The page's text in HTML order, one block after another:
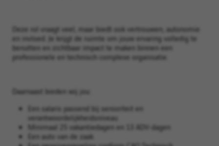
Deze rol vraagt veel, maar biedt ook vertrouwen, autonomie
en invloed. Je krijgt de ruimte om jouw ervaring volledig te
benutten en zichtbaar impact te maken binnen een
professionele en technisch complexe organisatie.
Daarnaast bieden wij jou:
Een salaris passend bij senioriteit en
verantwoordelijkheidsniveau
Minimaal 25 vakantiedagen en 13 ADV-dagen
Een auto van de zaak